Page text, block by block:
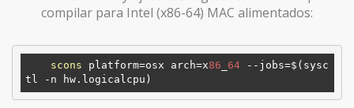
compilar para Intel (x86-64) MAC alimentados:
scons platform=osx arch=x86 64 --jobs=$(sysc